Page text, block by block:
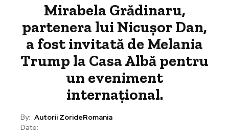
Mirabela Grădinaru,
partenera lui Nicușor Dan,
a fost invitată de Melania
Trump la Casa Albă pentru
un eveniment
internațional.
By: Autorii ZorideRomania
Date: